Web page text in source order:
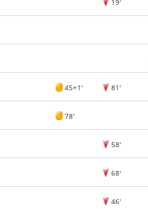
45+1' 81'
78'
58'
68'
46'